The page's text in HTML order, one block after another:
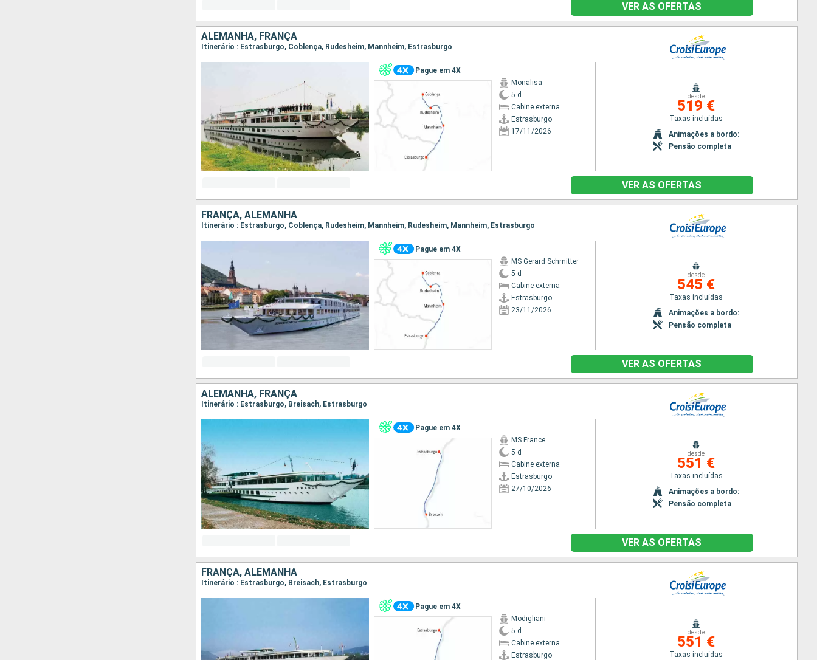
VER AS OFERTAS
ALEMANHA, FRANÇA
Itinerário : Estrasburgo, Coblença, Rudesheim, Mannheim, Estrasburgo
Pague em 4X
Monalisa
5 d
Cabine externa
Estrasburgo
17/11/2026
desde
519 €
Taxas incluídas
Animações a bordo:
Pensão completa
VER AS OFERTAS
FRANÇA, ALEMANHA
Itinerário : Estrasburgo, Coblença, Rudesheim, Mannheim, Rudesheim, Mannheim, Estrasburgo
Pague em 4X
MS Gerard Schmitter
5 d
Cabine externa
Estrasburgo
23/11/2026
desde
545 €
Taxas incluídas
Animações a bordo:
Pensão completa
VER AS OFERTAS
ALEMANHA, FRANÇA
Itinerário : Estrasburgo, Breisach, Estrasburgo
Pague em 4X
MS France
5 d
Cabine externa
Estrasburgo
27/10/2026
desde
551 €
Taxas incluídas
Animações a bordo:
Pensão completa
VER AS OFERTAS
FRANÇA, ALEMANHA
Itinerário : Estrasburgo, Breisach, Estrasburgo
Pague em 4X
Modigliani
5 d
Cabine externa
Estrasburgo
desde
551 €
Taxas incluídas